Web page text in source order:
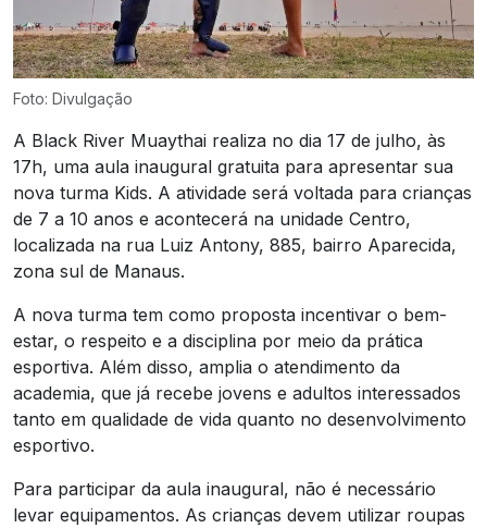
Foto: Divulgação
A Black River Muaythai realiza no dia 17 de julho, às
17h, uma aula inaugural gratuita para apresentar sua
nova turma Kids. A atividade será voltada para crianças
de 7 a 10 anos e acontecerá na unidade Centro,
localizada na rua Luiz Antony, 885, bairro Aparecida,
zona sul de Manaus.
A nova turma tem como proposta incentivar o bem-
estar, o respeito e a disciplina por meio da prática
esportiva. Além disso, amplia o atendimento da
academia, que já recebe jovens e adultos interessados
tanto em qualidade de vida quanto no desenvolvimento
esportivo.
Para participar da aula inaugural, não é necessário
levar equipamentos. As crianças devem utilizar roupas